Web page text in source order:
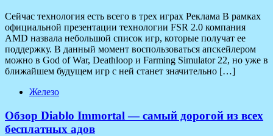
Сейчас технология есть всего в трех играх Реклама В рамках
официальной презентации технологии FSR 2.0 компания
AMD назвала небольшой список игр, которые получат ее
поддержку. В данный момент воспользоваться апскейлером
можно в God of War, Deathloop и Farming Simulator 22, но уже в
ближайшем будущем игр с ней станет значительно […]
Железо
Обзор Diablo Immortal — самый дорогой из всех
бесплатных адов